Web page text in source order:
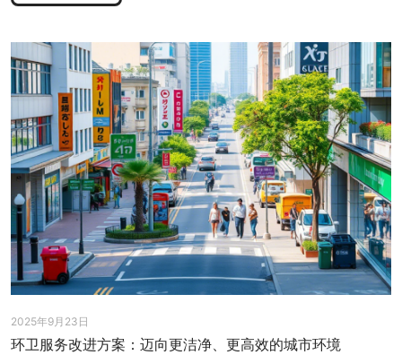
2025年9月23日
环卫服务改进方案：迈向更洁净、更高效的城市环境